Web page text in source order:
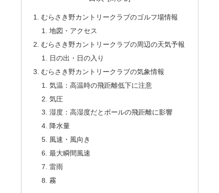
むらさき野カントリークラブのゴルフ場情報
地図・アクセス
むらさき野カントリークラブの周辺の天気予報
日の出・日の入り
むらさき野カントリークラブの気象情報
気温：高温時の飛距離低下に注意
気圧
湿度：高湿度だとボールの飛距離に影響
降水量
風速・風向き
最大瞬間風速
雷雨
霧